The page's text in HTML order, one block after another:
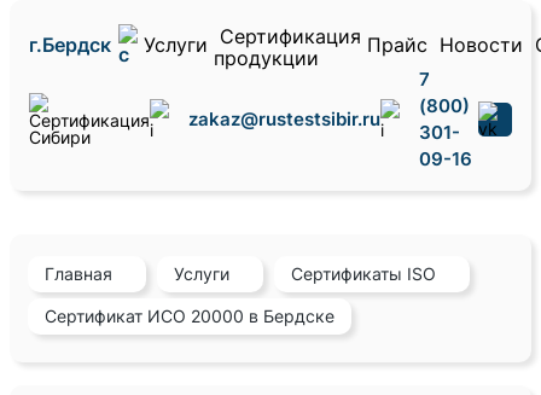
г.Бердск Услуги Сертификация
продукции Прайс Новости
zakaz@rustestsibir.ru
7
(800)
301-
09-16
Главная Услуги Сертификаты ISO
Сертификат ИСО 20000 в Бердске